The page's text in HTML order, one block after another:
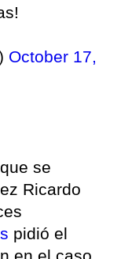
October 17,
se
Ricardo
pidió el
en el caso